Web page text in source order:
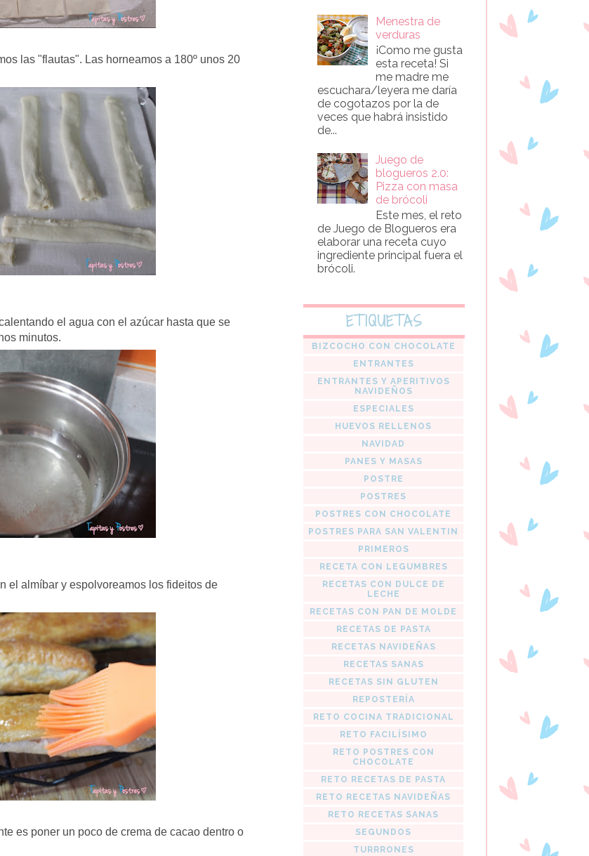
las "flautas". Las horneamos a 180º unos 20
el agua con el azúcar hasta que se
minutos.
el almíbar y espolvoreamos los fideitos de
es poner un poco de crema de cacao dentro o
Menestra de
verduras
¡Como me gusta
esta receta! Si
me madre me
escuchara/leyera me daría
de cogotazos por la de
veces que habrá insistido
de...
Juego de
blogueros 2.0:
Pizza con masa
de brócoli
Este mes, el reto
de Juego de Blogueros era
elaborar una receta cuyo
ingrediente principal fuera el
brócoli.
ETIQUETAS
BIZCOCHO CON CHOCOLATE
ENTRANTES
ENTRANTES Y APERITIVOS
NAVIDEÑOS
ESPECIALES
HUEVOS RELLENOS
NAVIDAD
PANES Y MASAS
POSTRE
POSTRES
POSTRES CON CHOCOLATE
POSTRES PARA SAN VALENTIN
PRIMEROS
RECETA CON LEGUMBRES
RECETAS CON DULCE DE
LECHE
RECETAS CON PAN DE MOLDE
RECETAS DE PASTA
RECETAS NAVIDEÑAS
RECETAS SANAS
RECETAS SIN GLUTEN
REPOSTERÍA
RETO COCINA TRADICIONAL
RETO FACILÍSIMO
RETO POSTRES CON
CHOCOLATE
RETO RECETAS DE PASTA
RETO RECETAS NAVIDEÑAS
RETO RECETAS SANAS
SEGUNDOS
TURRRONES